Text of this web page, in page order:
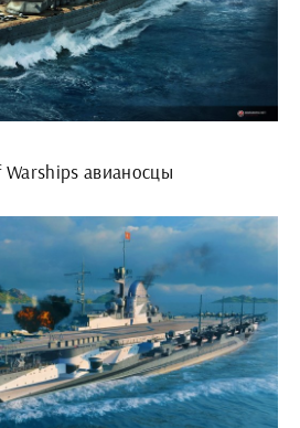
авианосцы